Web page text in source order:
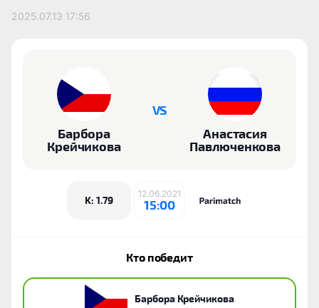
2025.07.13 17:56
Барбора
Крейчикова
VS
Анастасия
Павлюченкова
K: 1.79
12.06.2021
15:00
Кто победит
Барбора Крейчикова